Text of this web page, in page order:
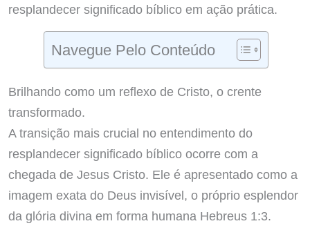
resplandecer significado bíblico em ação prática.
Navegue Pelo Conteúdo
Brilhando como um reflexo de Cristo, o crente
transformado.
A transição mais crucial no entendimento do
resplandecer significado bíblico ocorre com a
chegada de Jesus Cristo. Ele é apresentado como a
imagem exata do Deus invisível, o próprio esplendor
da glória divina em forma humana Hebreus 1:3.